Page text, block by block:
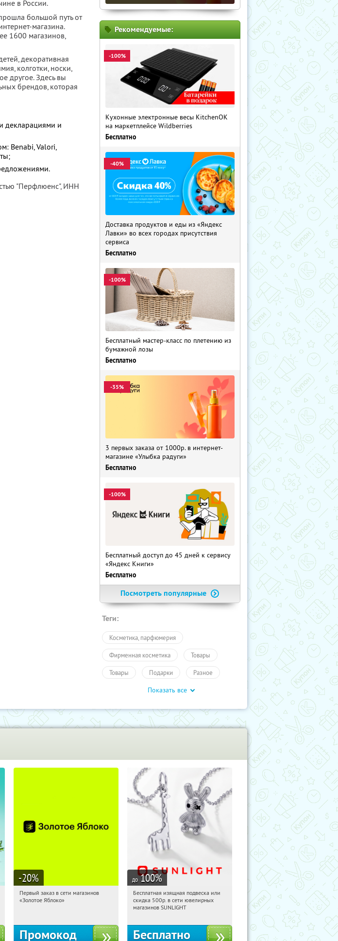
в России.
большой путь от
магазина.
1600 магазинов,
декоративная
колготки, носки,
другое. Здесь вы
брендов, которая
декларациями и
Benabi, Valori,
"Перфлюенс", ИНН
Рекомендуемые:
-100%
Кухонные электронные весы KitchenOK
на маркетплейсе Wildberries
Бесплатно
-40%
Доставка продуктов и еды из «Яндекс
Лавки» во всех городах присутствия
сервиса
Бесплатно
-100%
Бесплатный мастер-класс по плетению из
бумажной лозы
Бесплатно
-35%
3 первых заказа от 1000р. в интернет-
магазине «Улыбка радуги»
Бесплатно
-100%
Бесплатный доступ до 45 дней к сервису
«Яндекс Книги»
Бесплатно
Посмотреть популярные
Теги:
Косметика, парфюмерия
Фирменная косметика Товары
Товары Подарки Разное
Для дома и дачи
ПолучиКупон
Показать все
-20%
11:21:33
Получи первым!
Первый заказ в сети магазинов
«Золотое Яблоко»
Промокод
до 100%
11:21:33 Получили:
Россия
Бесплатная изящная подвеска или
скидка 500р. в сети ювелирных
магазинов SUNLIGHT
Бесплатно